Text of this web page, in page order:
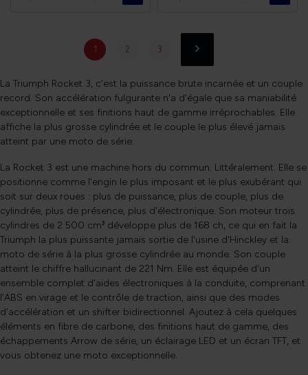
1 2 3
La Triumph Rocket 3, c'est la puissance brute incarnée et un couple
record. Son accélération fulgurante n'a d'égale que sa maniabilité
exceptionnelle et ses finitions haut de gamme irréprochables. Elle
affiche la plus grosse cylindrée et le couple le plus élevé jamais
atteint par une moto de série.
La Rocket 3 est une machine hors du commun. Littéralement. Elle se
positionne comme l'engin le plus imposant et le plus exubérant qui
soit sur deux roues : plus de puissance, plus de couple, plus de
cylindrée, plus de présence, plus d'électronique. Son moteur trois
cylindres de 2 500 cm³ développe plus de 168 ch, ce qui en fait la
Triumph la plus puissante jamais sortie de l'usine d'Hinckley et la
moto de série à la plus grosse cylindrée au monde. Son couple
atteint le chiffre hallucinant de 221 Nm. Elle est équipée d'un
ensemble complet d'aides électroniques à la conduite, comprenant
l'ABS en virage et le contrôle de traction, ainsi que des modes
d'accélération et un shifter bidirectionnel. Ajoutez à cela quelques
éléments en fibre de carbone, des finitions haut de gamme, des
échappements Arrow de série, un éclairage LED et un écran TFT, et
vous obtenez une moto exceptionnelle.